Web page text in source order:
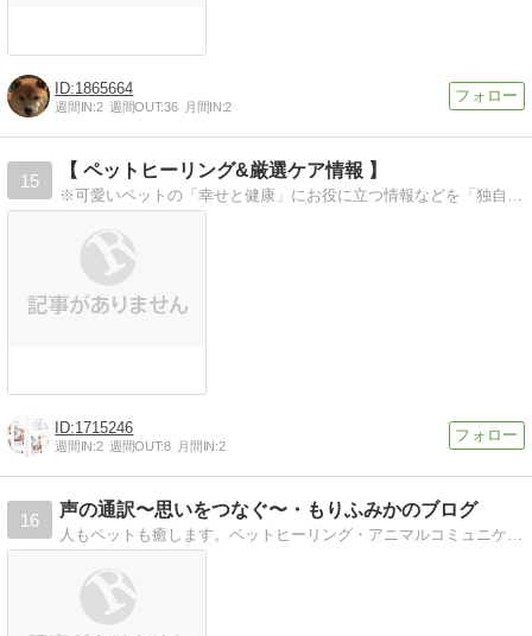
1865664
週間IN:2 週間OUT:36 月間IN:2
15
【 ペットヒーリング&厳選ケア情報 】
1715246
週間IN:2 週間OUT:8 月間IN:2
16
声の通訳〜思いをつなぐ〜・もりふみかのブログ